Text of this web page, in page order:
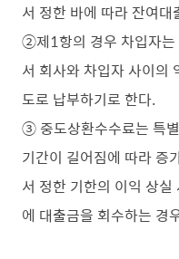
서 정한 바에 따라 잔여
②제1항의 경우 차입자는
서 회사와 차입자 사이의
도로 납부하기로 한다.
③ 중도상환수수료는 특
기간이 길어짐에 따라 증
서 정한 기한의 이익 상
에 대출금을 회수하는 경